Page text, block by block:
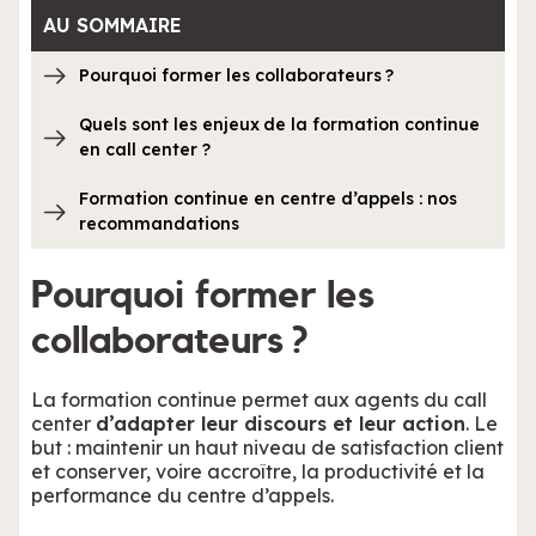
AU SOMMAIRE
Pourquoi former les collaborateurs ?
Quels sont les enjeux de la formation continue
en call center ?
Formation continue en centre d’appels : nos
recommandations
Pourquoi former les
collaborateurs ?
La formation continue permet aux agents du call
center d’adapter leur discours et leur action. Le
but : maintenir un haut niveau de satisfaction client
et conserver, voire accroître, la productivité et la
performance du centre d’appels.